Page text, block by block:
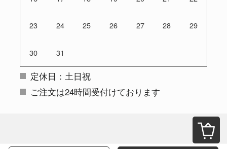
23 24 25 26 27 28 29
30 31
定休日：土日祝
ご注文は24時間受付けております